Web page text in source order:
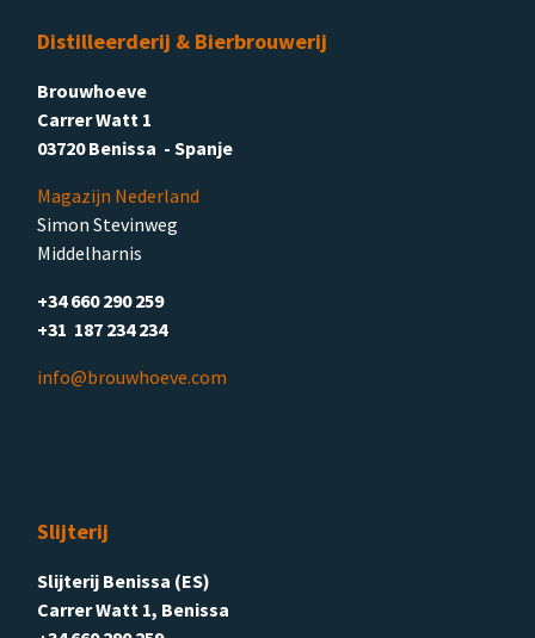
Distilleerderij & Bierbrouwerij
Brouwhoeve
Carrer Watt 1
03720 Benissa - Spanje
Magazijn Nederland
Simon Stevinweg
Middelharnis
+34 660 290 259
+31 187 234 234
info@brouwhoeve.com
Slijterij
Slijterij Benissa (ES)
Carrer Watt 1, Benissa